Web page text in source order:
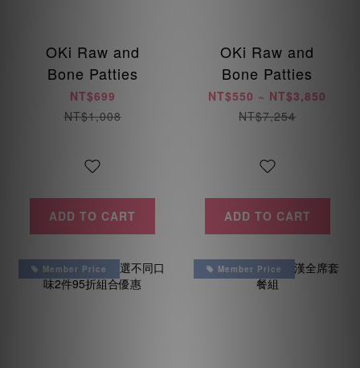
OKi Raw and
Bone Patties
NT$699
NT$1,008
ADD TO CART
OKi Raw and
Bone Patties
NT$550 ~ NT$3,850
NT$7,254
ADD TO CART
Member Price Member Price